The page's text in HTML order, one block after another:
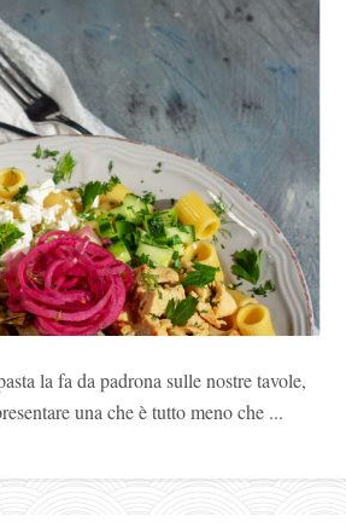
la fa da padrona sulle nostre tavole,
una che è tutto meno che ...